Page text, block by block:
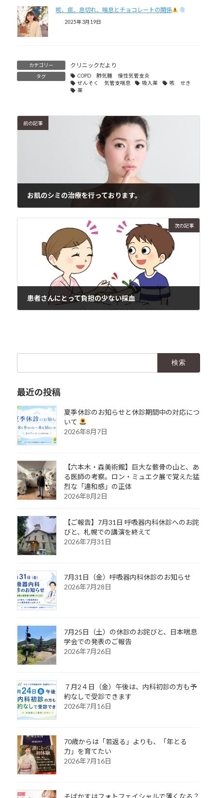
咳、痰、息切れ、喘息とチョコレートの関係
2025年3月19日
カテゴリー クリニックだより
タグ
COPD 肺気腫 慢性気管支炎
ぜんそく 気管支喘息
吸入薬
咳 せき
薬
前の記事
お肌のシミの治療を行っております。
次の記事
患者さんにとって負担の少ない採血
最近の投稿
夏季休診のお知らせと休診期間中の対応につ
いて
2026年8月7日
【六本木・森美術館】巨大な骸骨の山と、あ
る医師の考察。ロン・ミュエク展で覚えた猛
烈な「違和感」の正体
2026年8月2日
【ご報告】7月31日 呼吸器内科休診へのお詫
びと、札幌での講演を終えて
2026年7月31日
7月31日（金）呼吸器内科休診のお知らせ
2026年7月28日
7月25日（土）の休診のお詫びと、日本喘息
学会での発表のご報告
2026年7月26日
７月2４日（金）午後は、内科初診の方も予
約なしで受診できます
2026年7月16日
70歳からは「若返る」よりも、「年とる
力」を育てたい
2026年7月16日
そばかすはフォトフェイシャルで薄くなる？